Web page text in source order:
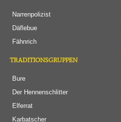
Narrenpolizist
Däflebue
Fähnrich
TRADITIONSGRUPPEN
Bure
Der Hennenschlitter
Elferrat
Karbatscher